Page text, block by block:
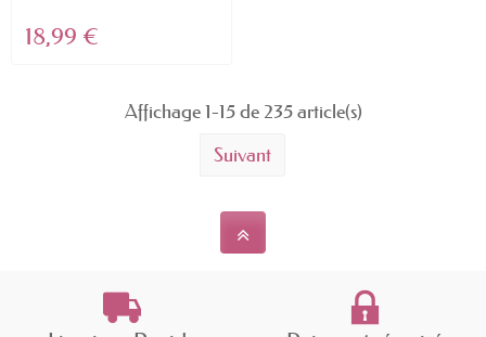
18,99 €
Affichage 1-15 de 235 article(s)
Suivant